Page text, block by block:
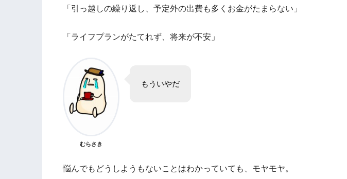
「引っ越しの繰り返し、予定外の出費も多くお金がたまらない」
「ライフプランがたてれず、将来が不安」
むらさき
もういやだ
悩んでもどうしようもないことはわかっていても、モヤモヤ。